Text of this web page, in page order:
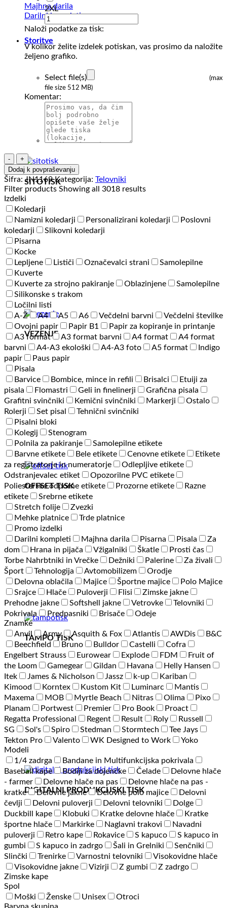
Majhna darila
Darilni kompleti
Storitve
SITOTISK
VEZENJE
OFFSET TISK
TAMPO TISK
DIGITALNI PRODUKCIJSKI TISK
2XL
Naloži podatke za tisk:
V kolikor želite izdelek potiskan, vas prosimo da naložite
željeno grafiko.
Select file(s)
(max
file size 512 MB)
Komentar:
Ženski
softshell
telovnik
J&N
Ladies'
Softshell
Vest
količina
Dodaj k povpraševanju
Šifra: JN1169 Kategorija: Telovniki
Filter products Showing all 3018 results
Izdelki
Koledarji
Namizni koledarji
Personalizirani koledarji
Poslovni
koledarji
Slikovni koledarji
Pisarna
Kocke
Lepljene
Lističi Označevalci strani
Samolepilne
Kuverte
Kuverte za strojno pakiranje
Oblazinjene
Samolepilne
Silikonske s trakom
Ločilni listi
A-Ž
A4 A5 A6 Večdelni barvni
Večdelni številke
Ovojni papir
Papir B1
Papir za kopiranje in printanje
A3 format
A3 format barvni A4 format
A4 format
barvni
A4-A3 ekološki A4-A3 foto A5 format
Indigo
papir
Paus papir
Pisala
Barvice
Bombice, mince in refili Brisalci
Etuiji za
pisala
Flomastri Geli in finelinerji
Grafična pisala
Grafitni svinčniki
Kemični svinčniki Markerji
Ostalo
Rolerji
Set pisal
Tehnični svinčniki
Pisalni bloki
Kolegij
Stenogram
Polnila za pakiranje
Samolepilne etikete
Barvne etikete
Bele etikete Cenovne etikete
Etikete
za registratorje in numeratorje
Odlepljive etikete
Odstranjevalec etiket
Opozorilne PVC etikete
Poliesterske odporne etikete
Prozorne etikete
Razne
etikete
Srebrne etikete
Stretch folije
Zvezki
Mehke platnice
Trde platnice
Promo izdelki
Darilni kompleti
Majhna darila Pisarna Pisala
Za
dom
Hrana in pijača Vžigalniki Škatle
Prosti čas
Torbe Nahrbtniki in Vrečke
Dežniki Palerine
Za živali
Šport
Tehnologija Avtomobilizem
Orodje
Delovna oblačila
Majice Športne majice
Polo Majice
Srajce
Hlače Puloverji Flisi
Zimske jakne
Prehodne jakne
Softshell jakne Vetrovke
Telovniki
Pokrivala
Predpasniki Brisače
Odeje
Znamke
Anvil
Army Asquith & Fox Atlantis AWDis
B&C
Beechfield
Bruno Bulldor Castelli
Cofra
Engelbert Strauss
Eurowear Explode FDM
Fruit of
the Loom
Gamegear Gildan Havana
Helly Hansen
Itek
James & Nicholson Jassz k-up
Kariban
Kimood
Korntex Kustom Kit Luminarc
Mantis
Maxema
MOB Myrtle Beach Nitras Olima
Pixo
Planam
Portwest Premier Pro Book
Proact
Regatta Professional
Regent Result Roly
Russell
SG
Sol's Spiro Stedman Stormtech
Tee Jays
Tekton Pro
Valento WK Designed to Work
Yoko
Modeli
1/4 zadrga
Bandane in Multifunkcijska pokrivala
Baseball kape
Bodiji za dojenčke Čelade
Delovne hlače
- farmer
Delovne hlače na pas
Delovne hlače na pas -
kratke
Delovne jakne Delovne polo majice
Delovni
čevlji
Delovni puloverji Delovni telovniki
Dolge
Duckbill kape
Klobuki Kratke delovne hlače
Kratke
športne hlače
Markirke Naglavni trakovi
Navadni
puloverji
Retro kape Rokavice S kapuco
S kapuco in
gumbi
S kapuco in zadrgo Šali in Grelniki
Senčniki
Slinčki
Trenirke Varnostni telovniki
Visokovidne hlače
Visokovidne jakne
Vizirji Z gumbi
Z zadrgo
Zimske kape
Spol
Moški
Ženske Unisex
Otroci